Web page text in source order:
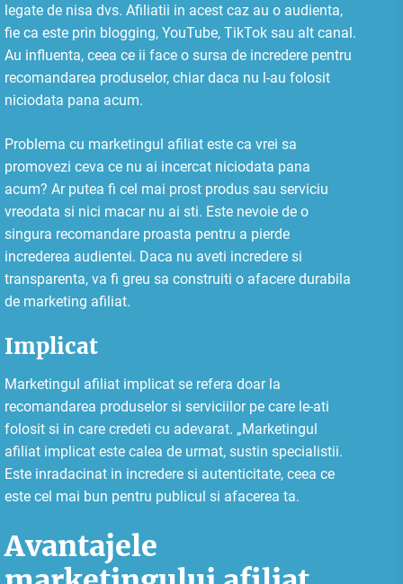
legate de nisa dvs. Afiliatii in acest caz au o audienta,
fie ca este prin blogging, YouTube, TikTok sau alt canal.
Au influenta, ceea ce ii face o sursa de incredere pentru
recomandarea produselor, chiar daca nu l-au folosit
niciodata pana acum.
Problema cu marketingul afiliat este ca vrei sa
promovezi ceva ce nu ai incercat niciodata pana
acum? Ar putea fi cel mai prost produs sau serviciu
vreodata si nici macar nu ai sti. Este nevoie de o
singura recomandare proasta pentru a pierde
increderea audientei. Daca nu aveti incredere si
transparenta, va fi greu sa construiti o afacere durabila
de marketing afiliat.
Implicat
Marketingul afiliat implicat se refera doar la
recomandarea produselor si serviciilor pe care le-ati
folosit si in care credeti cu adevarat. „Marketingul
afiliat implicat este calea de urmat, sustin specialistii.
Este inradacinat in incredere si autenticitate, ceea ce
este cel mai bun pentru publicul si afacerea ta.
Avantajele